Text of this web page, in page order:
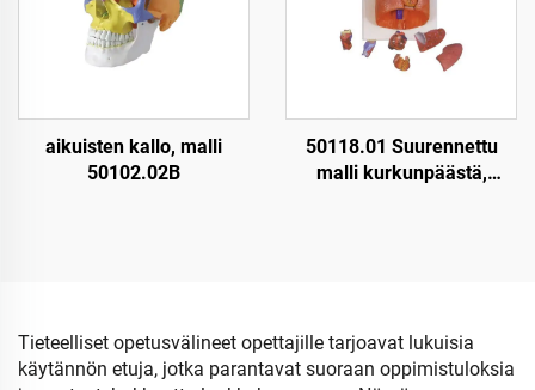
aikuisten kallo, malli
50102.02B
50118.01 Suurennettu
malli kurkunpäästä,
Tieteelliset opetusvälineet opettajille tarjoavat lukuisia
käytännön etuja, jotka parantavat suoraan oppimistuloksia